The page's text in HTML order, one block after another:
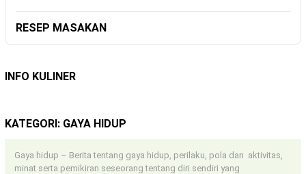
RESEP MASAKAN
INFO KULINER
KATEGORI: GAYA HIDUP
Gaya hidup – Berita tentang gaya hidup, perilaku, pola dan aktivitas,
minat serta pemikiran seseorang tentang diri sendiri yang